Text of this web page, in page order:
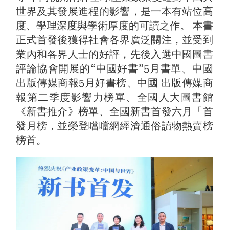
世界及其發展進程的影響，是一本有站位高
度、學理深度與學術厚度的可讀之作。 本書
正式首發後獲得社會各界廣泛關注，並受到
業內和各界人士的好評，先後入選中國圖書
評論協會開展的“中國好書”5月書單、中國
出版傳媒商報5月好書榜、中國 出版傳媒商
報第二季度影響力榜單、全國人大圖書館
《新書推介》榜單、全國新書首發六月「首
發月榜，並榮登噹噹網經濟通俗讀物熱賣榜
榜首。